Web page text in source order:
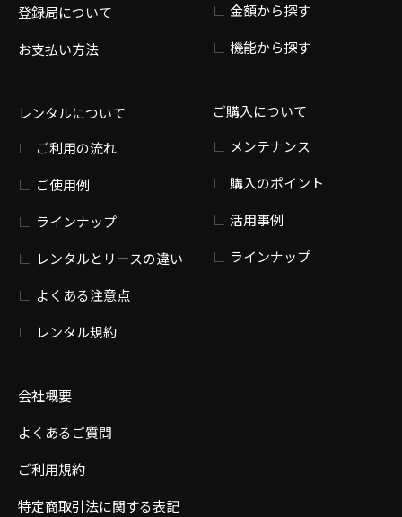
登録局について
お支払い方法
レンタルについて
ご利用の流れ
ご使用例
ラインナップ
レンタルとリースの違い
よくある注意点
レンタル規約
会社概要
よくあるご質問
ご利用規約
特定商取引法に関する表記
金額から探す
機能から探す
ご購入について
メンテナンス
購入のポイント
活用事例
ラインナップ